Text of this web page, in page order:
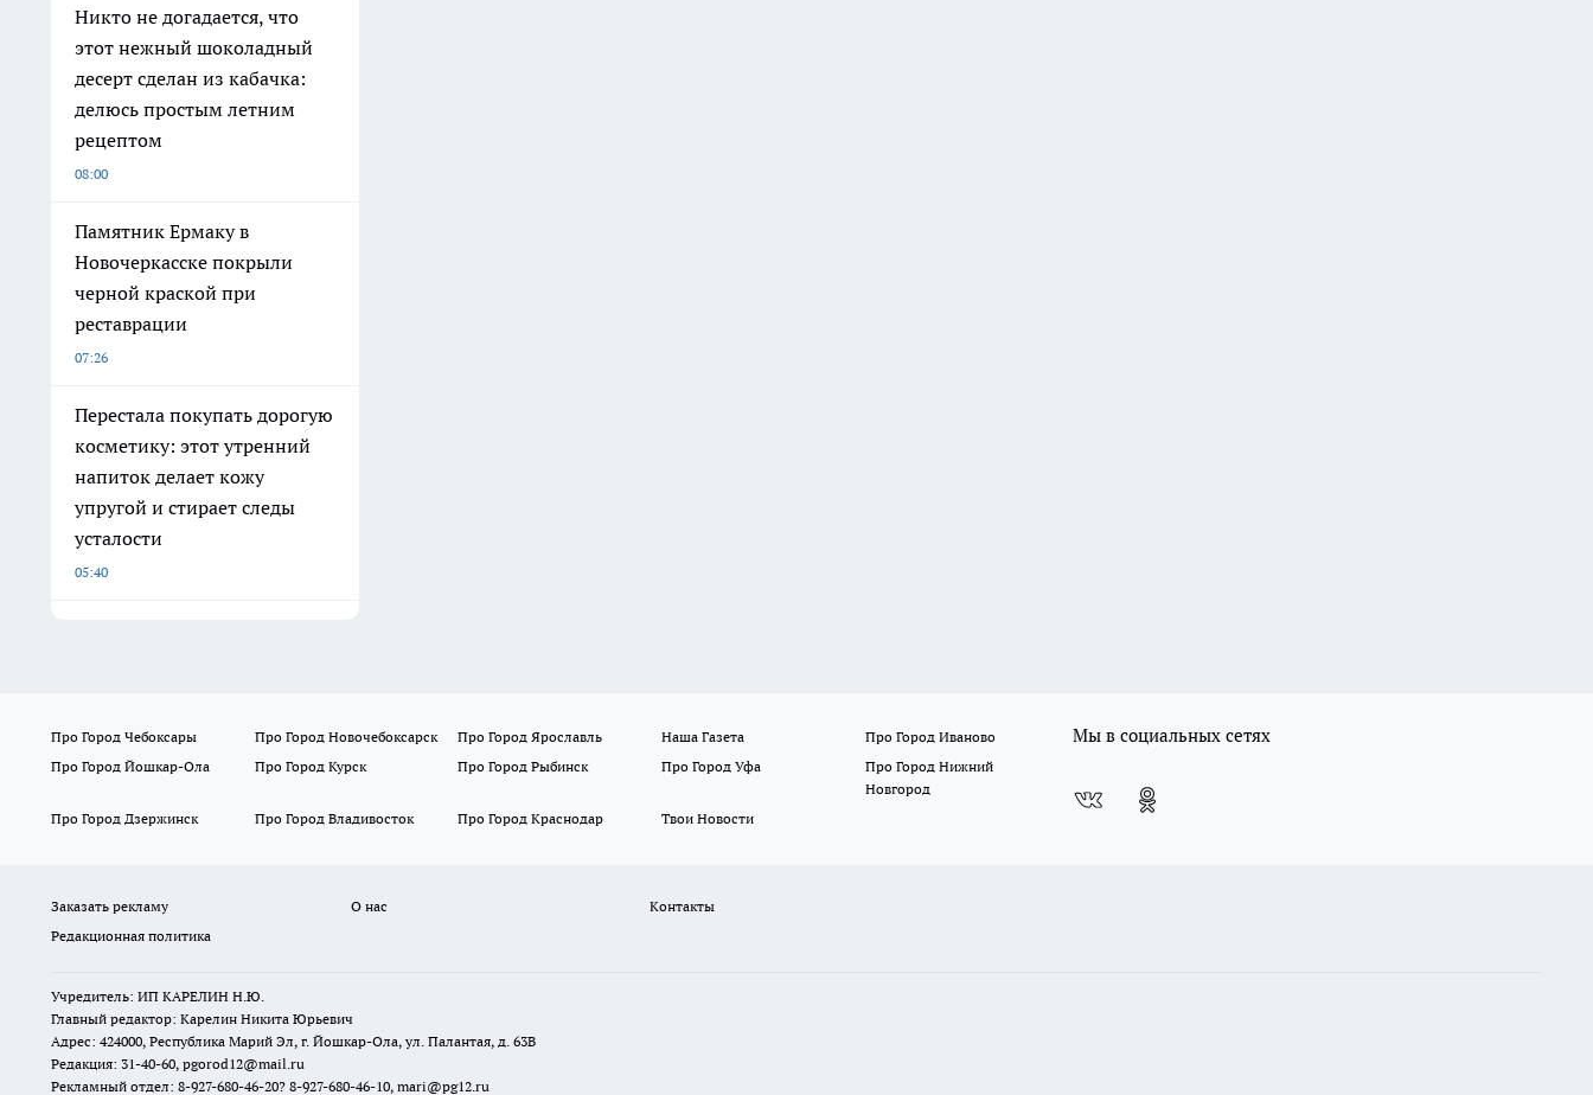
Никто не догадается, что
этот нежный шоколадный
десерт сделан из кабачка:
делюсь простым летним
рецептом
08:00
Памятник Ермаку в
Новочеркасске покрыли
черной краской при
реставрации
07:26
Перестала покупать дорогую
косметику: этот утренний
напиток делает кожу
упругой и стирает следы
усталости
05:40
Про Город Чебоксары Про Город Новочебоксарск Про Город Ярославль Наша Газета
Про Город Иваново
Про Город Йошкар-Ола
Про Город Курск Про Город Рыбинск Про Город Уфа
Про Город Нижний
Новгород
Про Город Дзержинск
Про Город Владивосток Про Город Краснодар Твои Новости
Мы в социальных сетях
Заказать рекламу О нас
Контакты
Редакционная политика
Учредитель: ИП КАРЕЛИН Н.Ю.
Главный редактор: Карелин Никита Юрьевич
Адрес: 424000, Республика Марий Эл, г. Йошкар-Ола, ул. Палантая, д. 63В
Редакция: 31-40-60, pgorod12@mail.ru
Рекламный отдел: 8-927-680-46-20? 8-927-680-46-10, mari@pg12.ru